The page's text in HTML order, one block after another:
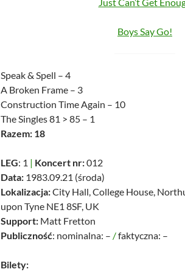
Boys Say Go!
Speak & Spell – 4
A Broken Frame – 3
Construction Time Again – 10
The Singles 81 > 85 – 1
Razem: 18
LEG: 1 | Koncert nr:012
Data: 1983.09.21 (środa)
Lokalizacja:City Hall, College House,
upon Tyne NE1 8SF, UK
Support: Matt Fretton
Publiczność: nominalna: – /faktyczna: –
Bilety: